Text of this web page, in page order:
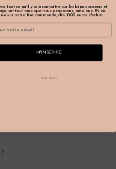
de régler en
à Alma.
tout ce qu'il y a à connaître sur les bijoux anciens et
surtout ceux que nous proposons, ainsi que 5% de
sur votre 1ère commande, dès 1000 euros d'achat.
M'INSCRIRE
Non, Merci